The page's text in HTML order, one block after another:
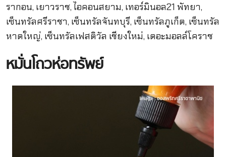
รากอน, เยาวราช, ไอคอนสยาม, เทอร์มินอล21 พัทยา,
เซ็นทรัลศรีราชา, เซ็นทรัลจันทบุรี, เซ็นทรัลภูเก็ต, เซ็นทรัล
หาดใหญ่, เซ็นทรัลเฟสติวัล เชียงใหม่, เดอะมอลล์โคราช
หมั่นโถวห่อทรัพย์